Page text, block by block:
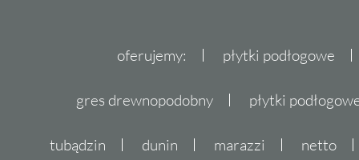
oferujemy: płytki podłogowe
gres drewnopodobny płytki
tubądzin dunin marazzi netto